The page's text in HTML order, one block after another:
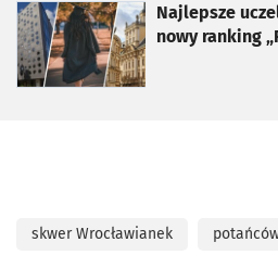
Najlepsze
otworzy się w nowej karcie
skwer Wrocławianek